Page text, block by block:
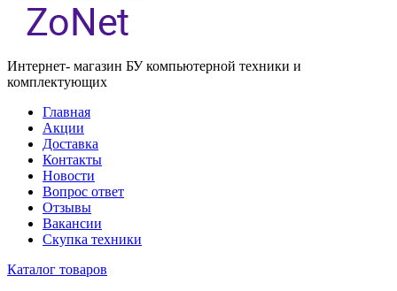
Интернет- магазин БУ компьютерной техники и
комплектующих
Главная
Акции
Доставка
Контакты
Новости
Вопрос ответ
Отзывы
Вакансии
Скупка техники
Каталог товаров